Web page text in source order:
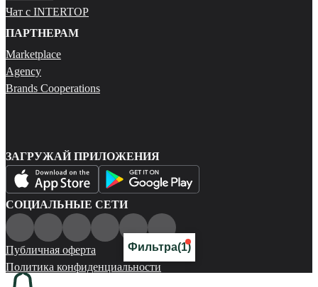
Фильтра(1)
Чат с INTERTOP
ПАРТНЕРАМ
Marketplace
Agency
Brands Cooperations
ЗАГРУЖАЙ ПРИЛОЖЕНИЯ
СОЦИАЛЬНЫЕ СЕТИ
Публичная оферта
Политика конфиденциальности
Карта сайта